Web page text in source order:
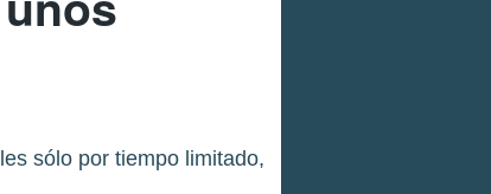
sólo por tiempo limitado,